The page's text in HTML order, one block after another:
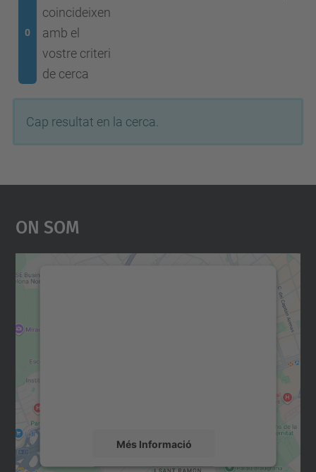
0
coincideixen
amb el
vostre criteri
de cerca
Cap resultat en la cerca.
On Som
Més Informació